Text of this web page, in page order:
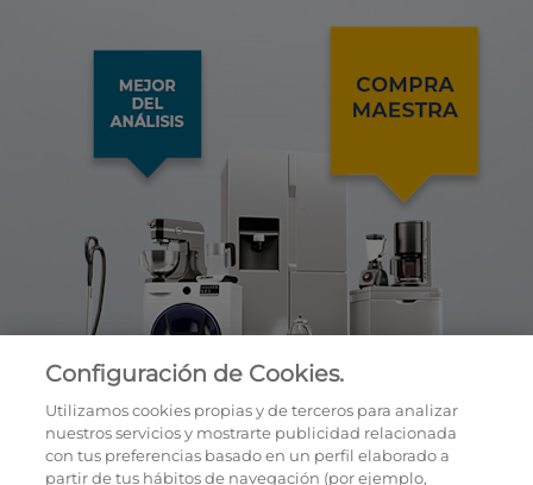
Configuración de Cookies.
Utilizamos cookies propias y de terceros para analizar
nuestros servicios y mostrarte publicidad relacionada
con tus preferencias basado en un perfil elaborado a
partir de tus hábitos de navegación (por ejemplo,